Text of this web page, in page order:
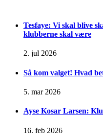
Tesfaye: Vi skal blive
klubberne skal være
2. jul 2026
Så kom valget! Hvad
5. mar 2026
Ayse Kosar Larsen:
16. feb 2026